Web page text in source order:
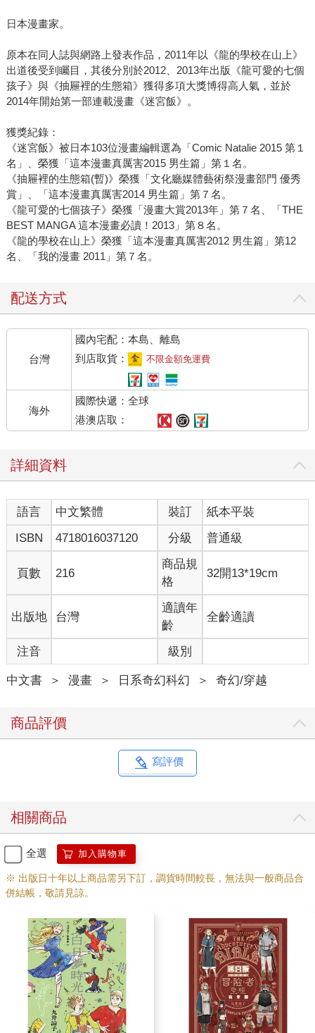
日本漫畫家。
原本在同人誌與網路上發表作品，2011年以《龍的學校在山上》
出道後受到矚目，其後分別於2012、2013年出版《龍可愛的七個
孩子》與《抽屜裡的生態箱》獲得多項大獎博得高人氣，並於
2014年開始第一部連載漫畫《迷宮飯》。
獲獎紀錄：
《迷宮飯》被日本103位漫畫編輯選為「Comic Natalie 2015 第１
名」、榮獲「這本漫畫真厲害2015 男生篇」第１名。
《抽屜裡的生態箱(暫)》榮獲「文化廳媒體藝術祭漫畫部門 優秀
賞」、「這本漫畫真厲害2014 男生篇」第７名。
《龍可愛的七個孩子》榮獲「漫畫大賞2013年」第７名、「THE
BEST MANGA 這本漫畫必讀！2013」第８名。
《龍的學校在山上》榮獲「這本漫畫真厲害2012 男生篇」第12
名、「我的漫畫 2011」第７名。
配送方式
台灣
國內宅配：本島、離島
到店取貨：
不限金額免運費
海外
國際快遞：全球
港澳店取：
詳細資料
語言 中文繁體 裝訂
紙本平裝
ISBN
4718016037120 分級 普通級
頁數 216
商品規
格
32開13*19cm
出版地 台灣
適讀年
齡
全齡適讀
注音 級別
中文書 ＞ 漫畫 ＞ 日系奇幻科幻 ＞ 奇幻/穿越
商品評價
寫評價
相關商品
全選 加入購物車
※ 出版日十年以上商品需另下訂，調貨時間較長，無法與一般商品合
併結帳，敬請見諒。